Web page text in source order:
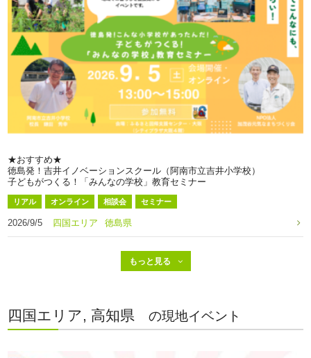
★おすすめ★
徳島発！吉井イノベーションスクール（阿南市立吉井小学校）
子どもがつくる！「みんなの学校」教育セミナー
リアル オンライン 相談会 セミナー
2026/9/5 四国エリア 徳島県
四国エリア, 高知県 の現地イベント